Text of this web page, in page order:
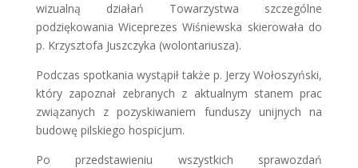
wizualną działań Towarzystwa szczególne
podziękowania Wiceprezes Wiśniewska skierowała do
p. Krzysztofa Juszczyka (wolontariusza).
Podczas spotkania wystąpił także p. Jerzy Wołoszyński,
który zapoznał zebranych z aktualnym stanem prac
związanych z pozyskiwaniem funduszy unijnych na
budowę pilskiego hospicjum.
Po przedstawieniu wszystkich sprawozdań